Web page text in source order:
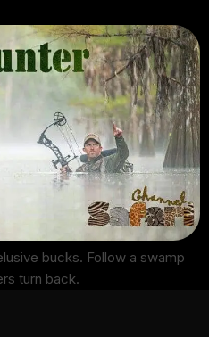
bucks. Follow a swamp
turn back.